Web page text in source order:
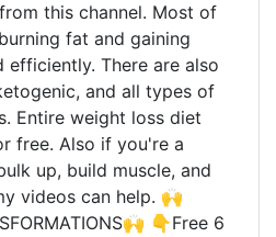
this channel. Most of
fat and gaining
efficiently. There are also
and all types of
Entire weight loss diet
free. Also if you're a
up, build muscle, and
videos can help. 🙌
👇Free 6